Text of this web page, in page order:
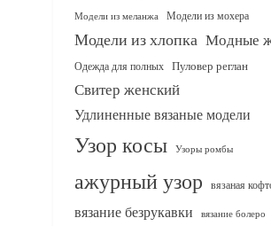
Модели из меланжа Модели из мохера
Модели из хлопка Модные
Одежда для полных Пуловер реглан
Свитер женский
Удлиненные вязаные модели
Узор косы Узоры ромбы
ажурный узор вязаная
вязание безрукавки вязание болеро